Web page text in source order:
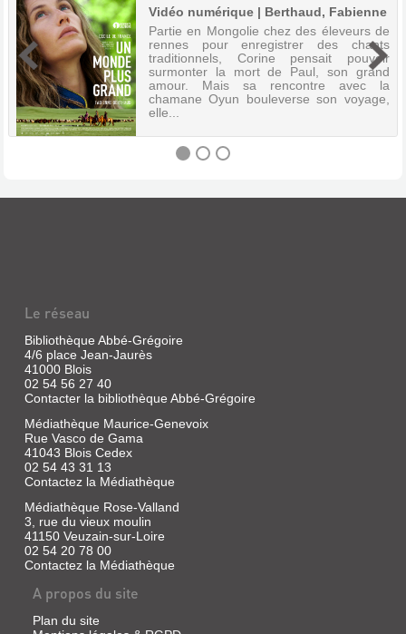
Vidéo numérique | Berthaud, Fabienne
Partie en Mongolie chez des éleveurs de
rennes pour enregistrer des chants
traditionnels, Corine pensait pouvoir
surmonter la mort de Paul, son grand
amour. Mais sa rencontre avec la
chamane Oyun bouleverse son voyage,
elle...
numérique
Berthaud,
Fabienne
Partie
en
chez
des
éleveurs
de
rennes
enregistrer
des
chants
traditionnels,
Corine
pouvoir
surmonter
mort
Le réseau
Bibliothèque Abbé-Grégoire
4/6 place Jean-Jaurès
41000 Blois
02 54 56 27 40
Contacter la bibliothèque Abbé-Grégoire
Médiathèque Maurice-Genevoix
Rue Vasco de Gama
41043 Blois Cedex
02 54 43 31 13
Contactez la Médiathèque
Médiathèque Rose-Valland
3, rue du vieux moulin
41150 Veuzain-sur-Loire
02 54 20 78 00
Contactez la Médiathèque
A propos du site
Plan du site